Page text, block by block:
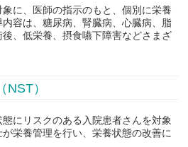
に、医師の指示のもと、個別に栄養
容は、糖尿病、腎臓病、心臓病、脂
、低栄養、摂食嚥下障害などさまざ
）
にリスクのある入院患者さんを対象
栄養管理を行い、栄養状態の改善に